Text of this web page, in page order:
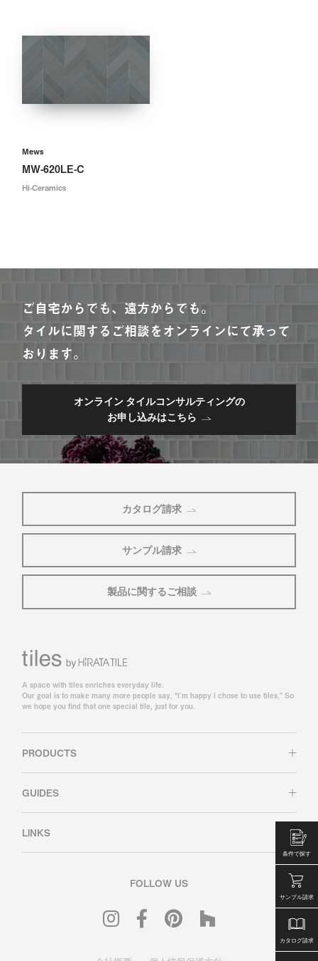
条件で探す
サンプル請求
カタログ請求
Mews
MW-620LE-C
Hi-Ceramics
ご自宅からでも、遠方からでも。
タイルに関するご相談をオンラインにて承って
おります。
オンライン タイルコンサルティングの
お申し込みはこちら
カタログ請求
サンプル請求
製品に関するご相談
A space with tiles enriches everyday life.
Our goal is to make many more people say, “I’m happy I chose to use tiles,” So
we hope you find that one special tile, just for you.
PRODUCTS
GUIDES
LINKS
FOLLOW US